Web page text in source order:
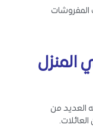
المفروشات
المنزل
العديد من
العائلات.